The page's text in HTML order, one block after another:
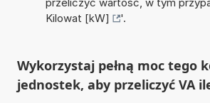
Kilowat [kW]
'.
Wykorzystaj pełną moc tego
jednostek, aby przeliczyć VA